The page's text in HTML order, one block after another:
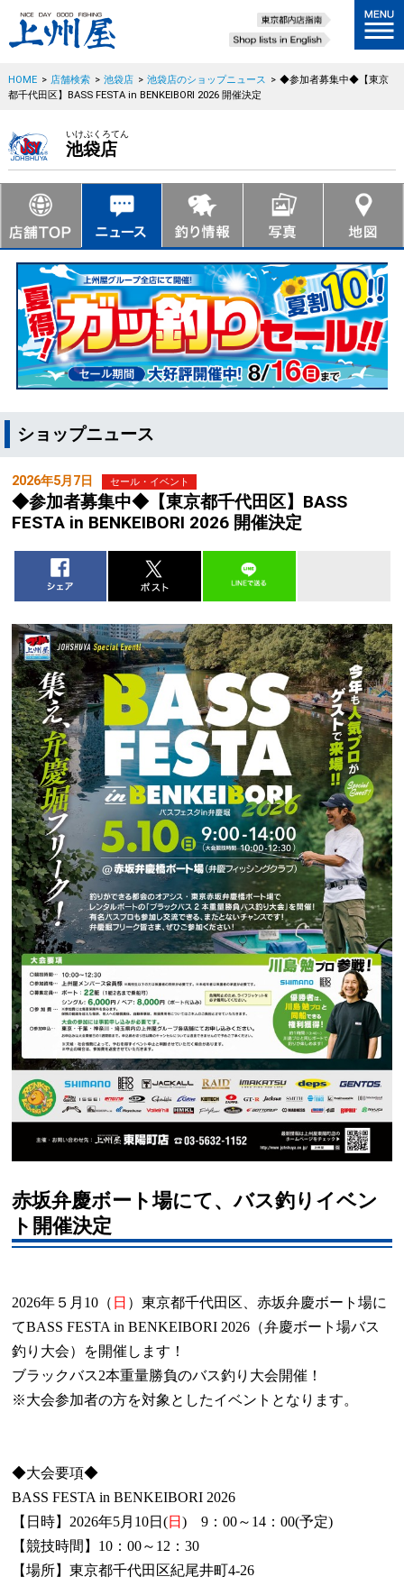
HOME > 店舗検索 > 池袋店 > 池袋店のショップニュース > ◆参加者募集中◆【東京
都千代田区】BASS FESTA in BENKEIBORI 2026 開催決定
いけぶくろてん
池袋店
ショップニュース
2026年5月7日 セール・イベント
◆参加者募集中◆【東京都千代田区】BASS
FESTA in BENKEIBORI 2026 開催決定
赤坂弁慶ボート場にて、バス釣りイベン
ト開催決定
2026年５月 10 （ 日 ）東京都千代田区、赤坂弁慶ボート場に
てBASS FESTA in BENKEIBORI 2026 （弁慶ボート場バス
釣り大会）を開催します！
ブラックバス2本重量勝負のバス釣り大会開催！
※大会参加者の方を対象としたイベントとなります。
◆大会要項◆
BASS FESTA in BENKEIBORI 2026
【日時】 2026年5月 10日(日) 9 ：00～ 14 ：00(予定)
【競技時間】 10 ：00～ 12 ：30
【場所】東京都千代田区紀尾井町4-26